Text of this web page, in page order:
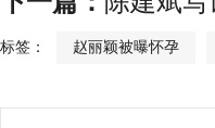
标签： 赵丽颖被曝怀孕